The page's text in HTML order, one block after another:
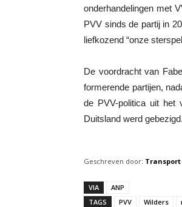
onderhandelingen met
PVV sinds de partij in
liefkozend “onze
De voordracht van
formerende partijen,
de PVV-politica uit het
Duitsland werd gebezigd.
Geschreven door:
VIA
ANP
TAGS
PVV Wilders